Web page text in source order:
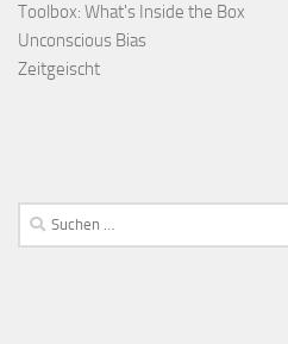
Toolbox: What's Inside the Box
Unconscious Bias
Zeitgeischt